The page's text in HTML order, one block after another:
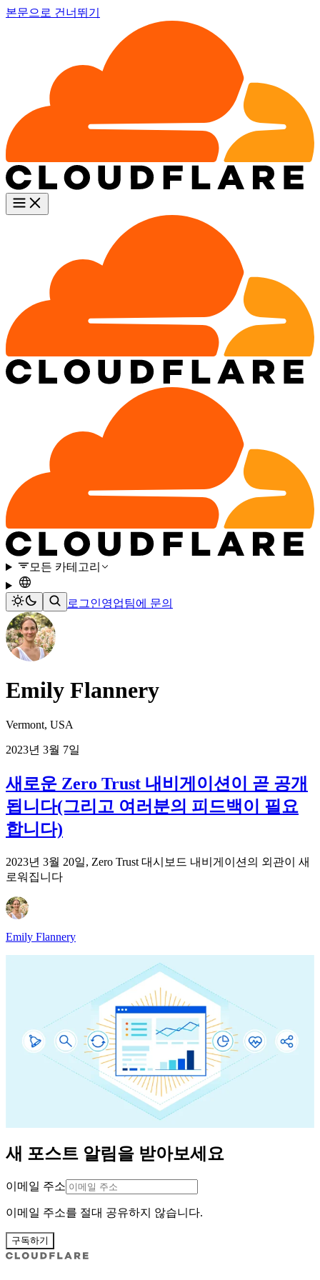
본문으로 건너뛰기
모든 카테고리
로그인영업팀에 문의
Emily Flannery
Vermont, USA
2023년 3월 7일
새로운 Zero Trust 내비게이션이 곧 공개
됩니다(그리고 여러분의 피드백이 필요
합니다)
2023년 3월 20일, Zero Trust 대시보드 내비게이션의 외관이 새
로워집니다
Emily Flannery
새 포스트 알림을 받아보세요
이메일 주소
이메일 주소를 절대 공유하지 않습니다.
구독하기